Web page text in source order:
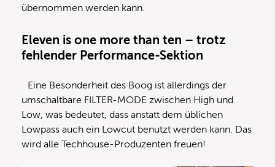
übernommen werden kann.
Eleven is one more than ten – trotz
fehlender Performance-Sektion
Eine Besonderheit des Boog ist allerdings der
umschaltbare FILTER-MODE zwischen High und
Low, was bedeutet, dass anstatt dem üblichen
Lowpass auch ein Lowcut benutzt werden kann. Das
wird alle Techhouse-Produzenten freuen!